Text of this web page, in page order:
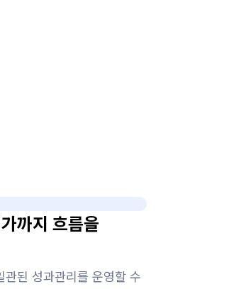
까지 흐름을
관된 성과관리를 운영할 수